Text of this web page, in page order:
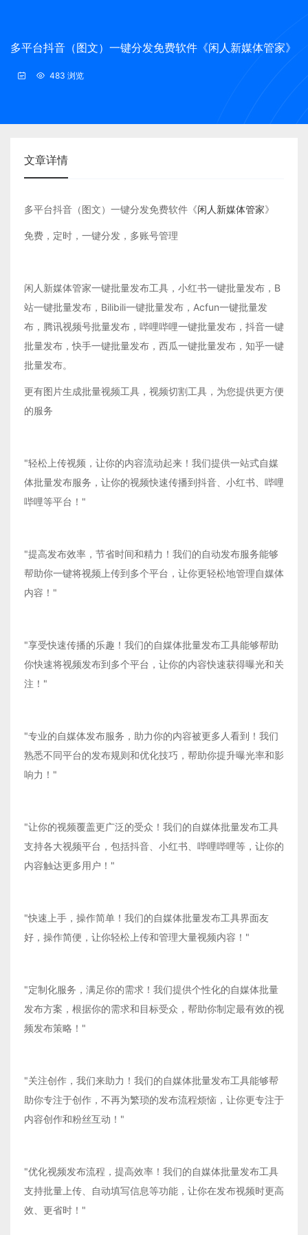
多平台抖音（图文）一键分发免费软件《闲人新媒体管家》
483 浏览
文章详情
多平台抖音（图文）一键分发免费软件《闲人新媒体管家》
免费，定时，一键分发，多账号管理
闲人新媒体管家一键批量发布工具，小红书一键批量发布，B
站一键批量发布，Bilibili一键批量发布，Acfun一键批量发
布，腾讯视频号批量发布，哔哩哔哩一键批量发布，抖音一键
批量发布，快手一键批量发布，西瓜一键批量发布，知乎一键
批量发布。
更有图片生成批量视频工具，视频切割工具，为您提供更方便
的服务
"轻松上传视频，让你的内容流动起来！我们提供一站式自媒
体批量发布服务，让你的视频快速传播到抖音、小红书、哔哩
哔哩等平台！"
"提高发布效率，节省时间和精力！我们的自动发布服务能够
帮助你一键将视频上传到多个平台，让你更轻松地管理自媒体
内容！"
"享受快速传播的乐趣！我们的自媒体批量发布工具能够帮助
你快速将视频发布到多个平台，让你的内容快速获得曝光和关
注！"
"专业的自媒体发布服务，助力你的内容被更多人看到！我们
熟悉不同平台的发布规则和优化技巧，帮助你提升曝光率和影
响力！"
"让你的视频覆盖更广泛的受众！我们的自媒体批量发布工具
支持各大视频平台，包括抖音、小红书、哔哩哔哩等，让你的
内容触达更多用户！"
"快速上手，操作简单！我们的自媒体批量发布工具界面友
好，操作简便，让你轻松上传和管理大量视频内容！"
"定制化服务，满足你的需求！我们提供个性化的自媒体批量
发布方案，根据你的需求和目标受众，帮助你制定最有效的视
频发布策略！"
"关注创作，我们来助力！我们的自媒体批量发布工具能够帮
助你专注于创作，不再为繁琐的发布流程烦恼，让你更专注于
内容创作和粉丝互动！"
"优化视频发布流程，提高效率！我们的自媒体批量发布工具
支持批量上传、自动填写信息等功能，让你在发布视频时更高
效、更省时！"